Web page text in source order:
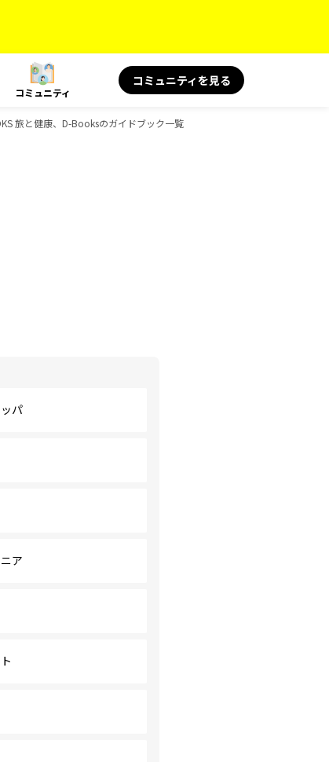
コミュニティ
コミュニティを見る
旅と健康、D-Booksのガイドブック一覧
パ
ア